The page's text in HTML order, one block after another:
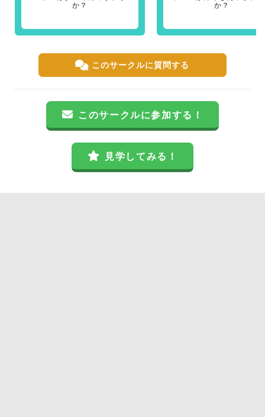
か？
か？
このサークルに質問する
このサークルに参加する！
見学してみる！